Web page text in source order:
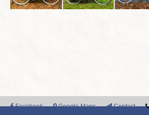
Facebook Google Maps Contact